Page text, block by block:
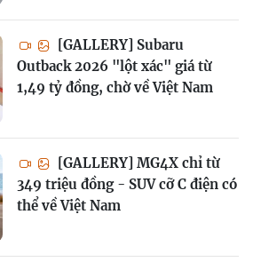
[GALLERY] Subaru
Outback 2026 "lột xác" giá từ
1,49 tỷ đồng, chờ về Việt Nam
[GALLERY] MG4X chỉ từ
349 triệu đồng - SUV cỡ C điện có
thể về Việt Nam